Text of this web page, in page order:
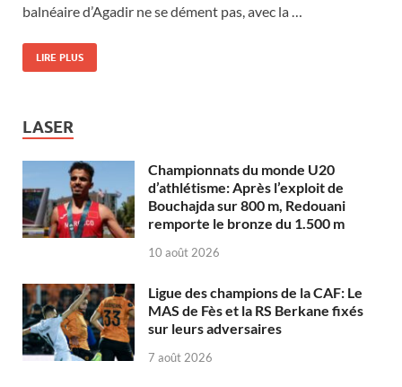
balnéaire d’Agadir ne se dément pas, avec la …
LIRE PLUS
LASER
Championnats du monde U20
d’athlétisme: Après l’exploit de
Bouchajda sur 800 m, Redouani
remporte le bronze du 1.500 m
10 août 2026
Ligue des champions de la CAF: Le
MAS de Fès et la RS Berkane fixés
sur leurs adversaires
7 août 2026